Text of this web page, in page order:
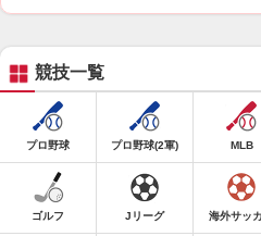
競技一覧
プロ野球 プロ野球(2軍) MLB
ゴルフ Jリーグ 海外サッ